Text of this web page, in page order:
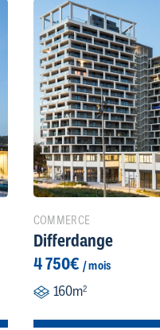
COMMERCE
Differdange
4 750€ / mois
160m2